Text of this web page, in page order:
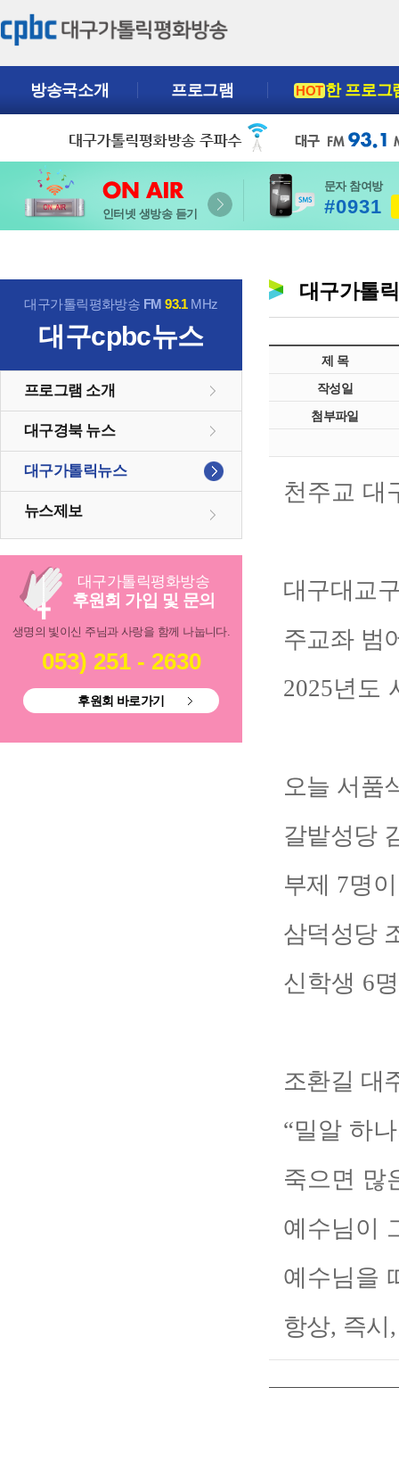
방송국소개 프로그램 HOT한 프로그
인터넷 생방송 듣기
문자 참여방
#0931
대구가톨릭평화방송 FM93.1MHz
대구cpbc뉴스
프로그램 소개
대구경북 뉴스
대구가톨릭뉴스
뉴스제보
대구가톨릭평화방송
후원회 가입 및 문의
생명의 빛이신 주님과 사랑을 함께 나눕니다.
053) 251 - 2630
후원회 바로가기
대구가톨
제 목
작성일
첨부파일
천주교 대
대구대교
주교좌 범
2025년도
오늘 서품
갈밭성당
부제 7명
삼덕성당
신학생 6
조환길 대
“밀알 하
죽으면 많
예수님이
예수님을
항상, 즉시